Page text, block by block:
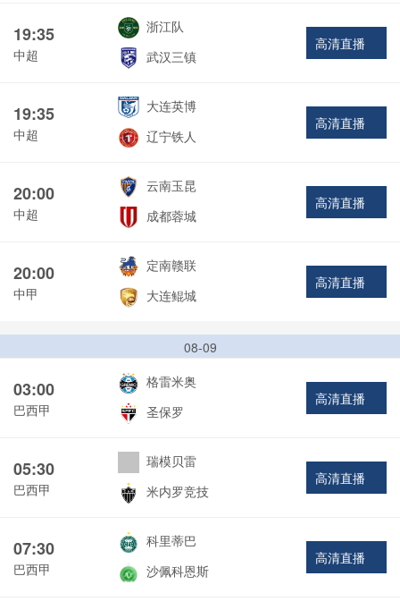
19:35
中超
浙江队
武汉三镇
高清直播
19:35
中超
大连英博
辽宁铁人
高清直播
20:00
中超
云南玉昆
成都蓉城
高清直播
20:00
中甲
定南赣联
大连鲲城
高清直播
08-09
03:00
巴西甲
格雷米奥
圣保罗
高清直播
05:30
巴西甲
瑞模贝雷
米内罗竞技
高清直播
07:30
巴西甲
科里蒂巴
沙佩科恩斯
高清直播